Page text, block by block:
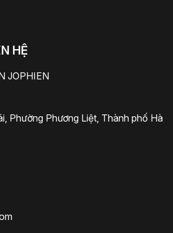
HỆ
JOPHIEN
Phường Phương Liệt, Thành phố Hà